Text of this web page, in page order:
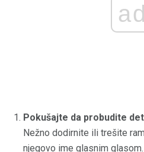
ad
Pokušajte da probudite
Nežno dodirnite ili trešite
njegovo ime glasnim